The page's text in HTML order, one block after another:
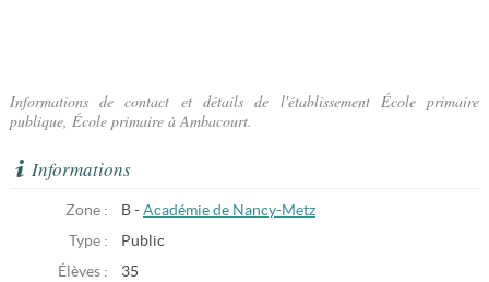
Informations de contact et détails de l'établissement École primaire
publique, École primaire à Ambacourt.
Informations
Zone : B - Académie de Nancy-Metz
Type :
Public
Élèves :
35